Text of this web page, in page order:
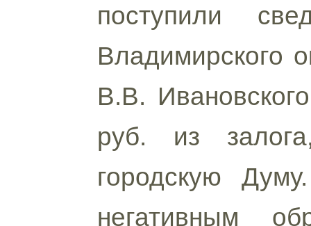
поступили
Владимирского
В.В.
руб. из
городскую
негативным